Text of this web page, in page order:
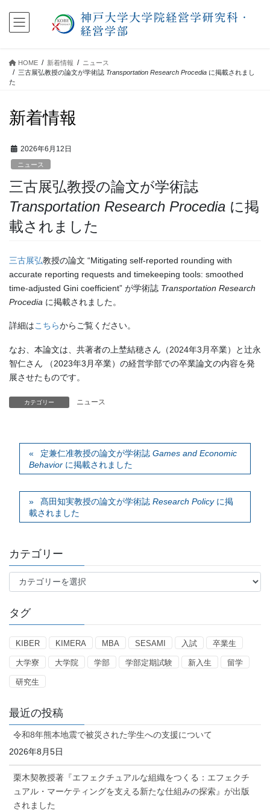
HOME 新着情報
ニュース
三古展弘教授の論文が学術誌 Transportation Research Procedia に掲載されまし
た
新着情報
2026年6月12日
ニュース
三古展弘教授の論文が学術誌
Transportation Research Procedia に掲
載されました
三古展弘教授の論文 “Mitigating self-reported rounding with
accurate reporting requests and timekeeping tools: smoothed
time-adjusted Gini coefficient” が学術誌 Transportation Research
Procedia に掲載されました。
詳細はこちらからご覧ください。
なお、本論文は、共著者の上埜結穂さん（2024年3月卒業）と辻永
智仁さん （2023年3月卒業）の経営学部での卒業論文の内容を発
展させたものです。
カテゴリー ニュース
定兼仁准教授の論文が学術誌 Games and Economic
Behaviorに掲載されました
髙田知実教授の論文が学術誌 Research Policyに掲
載されました
カテゴリー
テ
リ
ー
タグ
KIBER KIMERA MBA SESAMI 入試 卒業生
大学寮 大学院 学部 学部定期試験 新入生 留学
研究生
最近の投稿
令和8年熊本地震で被災された学生への支援について
2026年8月5日
栗木契教授著『エフェクチュアルな組織をつくる：エフェクチ
ュアル・マーケティングを支える新たな仕組みの探索』が出版
されました